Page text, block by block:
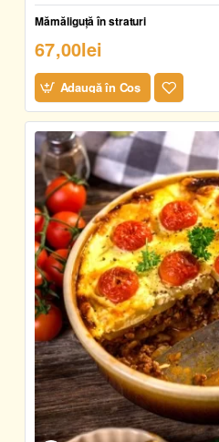
Mămăliguță în straturi
67,00lei
Adaugă în Coş